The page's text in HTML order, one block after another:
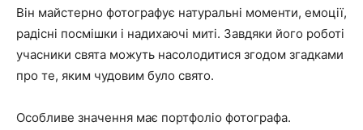
Він майстерно фотографує натуральні моменти, емоції,
радісні посмішки і надихаючі миті. Завдяки його роботі
учасники свята можуть насолодитися згодом згадками
про те, яким чудовим було свято.
Особливе значення має портфоліо фотографа.